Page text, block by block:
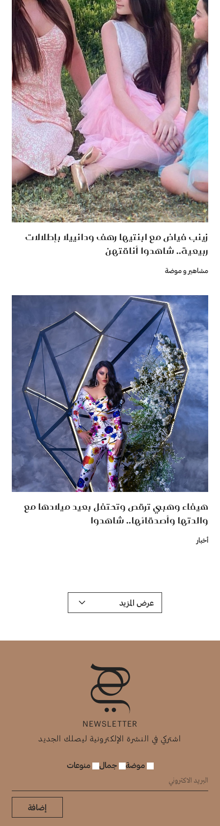
زينب فياض مع ابنتيها رهف ودانييلا بإطلالات
ربيعية.. شاهدوا أناقتهن
مشاهير و موضة
هيفاء وهبي ترقص وتحتفل بعيد ميلادها مع
والدتها وأصدقائها.. شاهدوا
أخبار
عرض المزيد
NEWSLETTER
اشتركي في النشرة الإلكترونية ليصلك الجديد
موضة جمال منوعات
إضافة